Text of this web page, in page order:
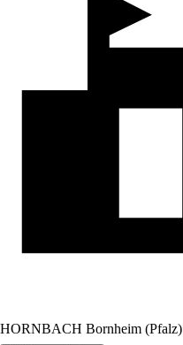
HORNBACH Bornheim (Pfalz)